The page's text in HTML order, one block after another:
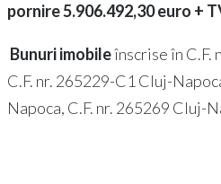
pornire5.906.492,30 euro +
Bunuri imobileînscrise în C.F.
C.F. nr. 265229-C1 Cluj-
Napoca, C.F. nr. 265269 Cluj-